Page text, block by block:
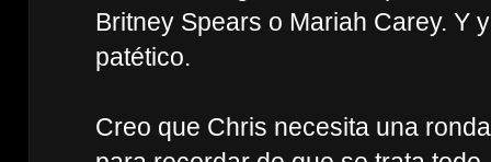
Britney Spears o Mariah Carey. Y
patético.
Creo que Chris necesita una